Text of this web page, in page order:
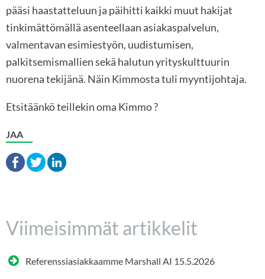
pääsi haastatteluun ja päihitti kaikki muut hakijat
tinkimättömällä asenteellaan asiakaspalvelun,
valmentavan esimiestyön, uudistumisen,
palkitsemismallien sekä halutun yrityskulttuurin
nuorena tekijänä. Näin Kimmosta tuli myyntijohtaja.
Etsitäänkö teillekin oma Kimmo ?
JAA
Viimeisimmät artikkelit
Referenssiasiakkaamme Marshall AI 15.5.2026